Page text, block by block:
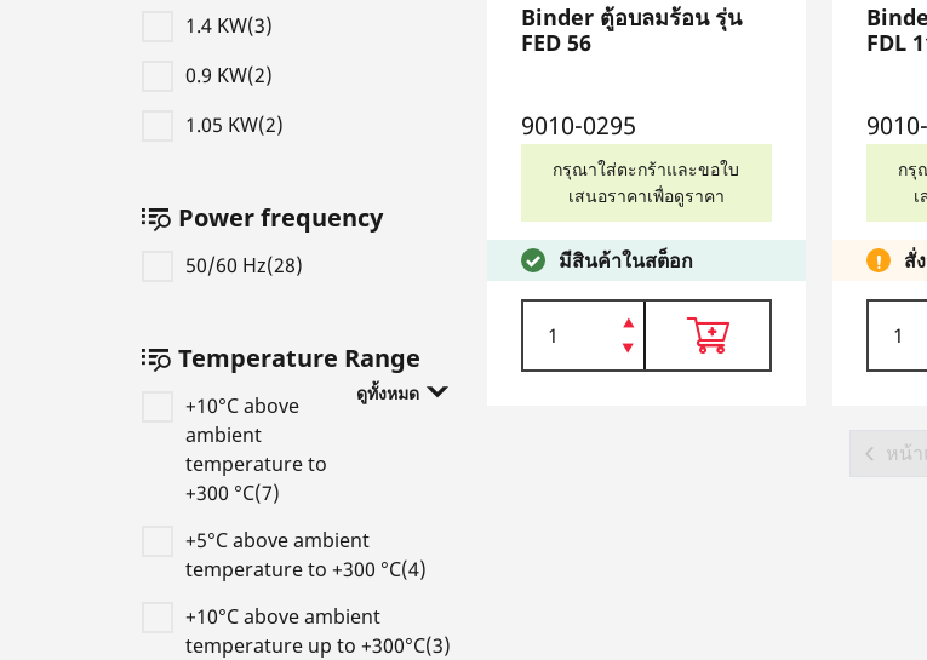
1.4 KW(3)
0.9 KW(2)
1.05 KW(2)
Power frequency
50/60 Hz(28)
Temperature Range
ดูทั้งหมด
+10°C above
ambient
temperature to
+300 °C(7)
+5°C above ambient
temperature to +300 °C(4)
+10°C above ambient
temperature up to +300°C(3)
Binder ตู้อบลมร้อน รุ่น
FED 56
9010-0295
กรุณาใส่ตะกร้าและขอใบ
เสนอราคาเพื่อดูราคา
มีสินค้าในสต็อก
FDL
กรุ
สั่
หน้า